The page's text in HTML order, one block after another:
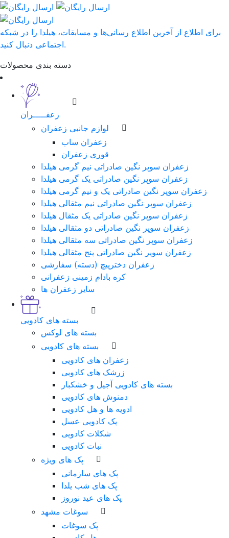
برای اطلاع از آخرین اطلاع رسانی‌ها و مسابقات، هیلدا را در شبکه
اجتماعی دنبال کنید.
دسته بندی محصولات
زعفـــــران
لوازم جانبی زعفران
زعفران ساب
قوری زعفران
زعفران سوپر نگین صادراتی نیم گرمی هیلدا
زعفران سوپر نگین صادراتی یک گرمی هیلدا
زعفران سوپر نگین صادراتی یک و نیم گرمی هیلدا
زعفران سوپر نگین صادراتی نیم مثقالی هیلدا
زعفران سوپر نگین صادراتی یک مثقال هیلدا
زعفران سوپر نگین صادراتی دو مثقالی هیلدا
زعفران سوپر نگین صادراتی سه مثقالی هیلدا
زعفران سوپر نگین صادراتی پنج مثقالی هیلدا
زعفران دخترپیچ (دسته) سفارشی
کره بادام زمینی زعفرانی
سایر زعفران ها
بسته های کادویی
بسته های لوکس
بسته های کادویی
زعفران های کادویی
زرشک های کادویی
بسته های کادویی آجیل و خشکبار
دمنوش های کادویی
ادویه ها و هل کادویی
پک کادویی عسل
شکلات کادویی
نبات کادویی
پک های ویژه
پک های سازمانی
پک های شب یلدا
پک های عید نوروز
سوغات مشهد
پک سوغات